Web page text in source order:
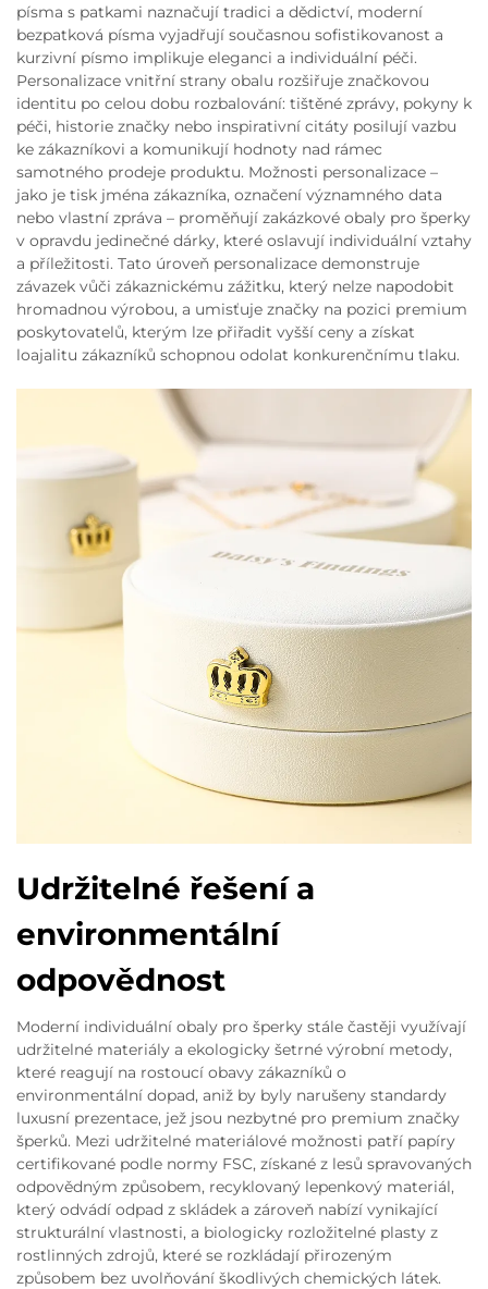
písma s patkami naznačují tradici a dědictví, moderní
bezpatková písma vyjadřují současnou sofistikovanost a
kurzivní písmo implikuje eleganci a individuální péči.
Personalizace vnitřní strany obalu rozšiřuje značkovou
identitu po celou dobu rozbalování: tištěné zprávy, pokyny k
péči, historie značky nebo inspirativní citáty posilují vazbu
ke zákazníkovi a komunikují hodnoty nad rámec
samotného prodeje produktu. Možnosti personalizace –
jako je tisk jména zákazníka, označení významného data
nebo vlastní zpráva – proměňují zakázkové obaly pro šperky
v opravdu jedinečné dárky, které oslavují individuální vztahy
a příležitosti. Tato úroveň personalizace demonstruje
závazek vůči zákaznickému zážitku, který nelze napodobit
hromadnou výrobou, a umisťuje značky na pozici premium
poskytovatelů, kterým lze přiřadit vyšší ceny a získat
loajalitu zákazníků schopnou odolat konkurenčnímu tlaku.
Udržitelné řešení a
environmentální
odpovědnost
Moderní individuální obaly pro šperky stále častěji využívají
udržitelné materiály a ekologicky šetrné výrobní metody,
které reagují na rostoucí obavy zákazníků o
environmentální dopad, aniž by byly narušeny standardy
luxusní prezentace, jež jsou nezbytné pro premium značky
šperků. Mezi udržitelné materiálové možnosti patří papíry
certifikované podle normy FSC, získané z lesů spravovaných
odpovědným způsobem, recyklovaný lepenkový materiál,
který odvádí odpad z skládek a zároveň nabízí vynikající
strukturální vlastnosti, a biologicky rozložitelné plasty z
rostlinných zdrojů, které se rozkládají přirozeným
způsobem bez uvolňování škodlivých chemických látek.